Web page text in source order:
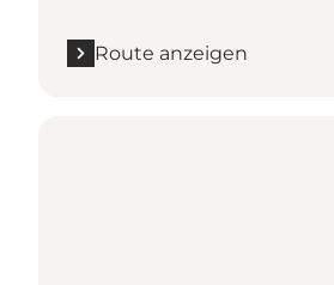
Route anzeigen